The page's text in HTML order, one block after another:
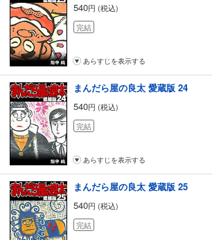
540円 (税込)
完結
あらすじを表示する
まんだら屋の良太 愛蔵版 24
540円 (税込)
完結
あらすじを表示する
まんだら屋の良太 愛蔵版 25
540円 (税込)
完結